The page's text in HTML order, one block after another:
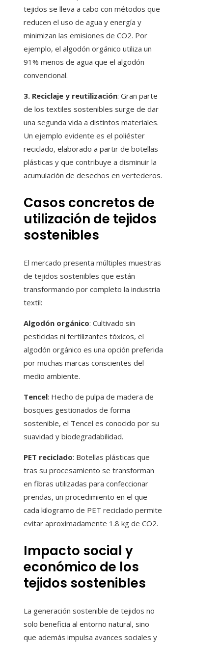
tejidos se lleva a cabo con métodos que
reducen el uso de agua y energía y
minimizan las emisiones de CO2. Por
ejemplo, el algodón orgánico utiliza un
91% menos de agua que el algodón
convencional.
3. Reciclaje y reutilización: Gran parte
de los textiles sostenibles surge de dar
una segunda vida a distintos materiales.
Un ejemplo evidente es el poliéster
reciclado, elaborado a partir de botellas
plásticas y que contribuye a disminuir la
acumulación de desechos en vertederos.
Casos concretos de
utilización de tejidos
sostenibles
El mercado presenta múltiples muestras
de tejidos sostenibles que están
transformando por completo la industria
textil:
Algodón orgánico: Cultivado sin
pesticidas ni fertilizantes tóxicos, el
algodón orgánico es una opción preferida
por muchas marcas conscientes del
medio ambiente.
Tencel: Hecho de pulpa de madera de
bosques gestionados de forma
sostenible, el Tencel es conocido por su
suavidad y biodegradabilidad.
PET reciclado: Botellas plásticas que
tras su procesamiento se transforman
en fibras utilizadas para confeccionar
prendas, un procedimiento en el que
cada kilogramo de PET reciclado permite
evitar aproximadamente 1.8 kg de CO2.
Impacto social y
económico de los
tejidos sostenibles
La generación sostenible de tejidos no
solo beneficia al entorno natural, sino
que además impulsa avances sociales y